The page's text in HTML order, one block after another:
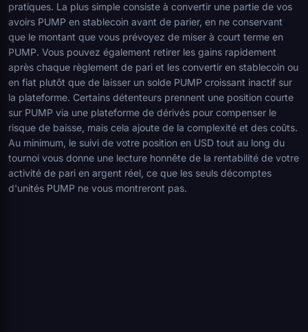
pratiques. La plus simple consiste à convertir une partie de vos
avoirs PUMP en stablecoin avant de parier, en ne conservant
que le montant que vous prévoyez de miser à court terme en
PUMP. Vous pouvez également retirer les gains rapidement
après chaque règlement de pari et les convertir en stablecoin ou
en fiat plutôt que de laisser un solde PUMP croissant inactif sur
la plateforme. Certains détenteurs prennent une position courte
sur PUMP via une plateforme de dérivés pour compenser le
risque de baisse, mais cela ajoute de la complexité et des coûts.
Au minimum, le suivi de votre position en USD tout au long du
tournoi vous donne une lecture honnête de la rentabilité de votre
activité de pari en argent réel, ce que les seuls décomptes
d'unités PUMP ne vous montreront pas.